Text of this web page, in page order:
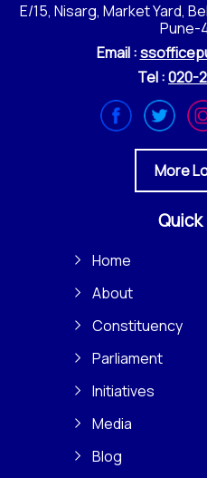
E/15, Nisarg, Market Yard,
Pune-
Email :
Tel :020-
More
Home
About
Constituency
Parliament
Initiatives
Media
Blog